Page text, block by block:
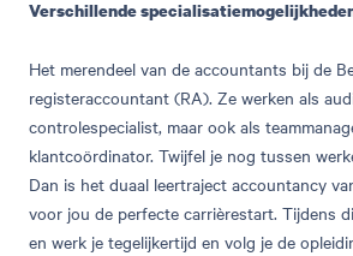
Verschillende
Het merendeel van de accountants bij de
registeraccountant (RA). Ze werken als
controlespecialist, maar ook als
klantcoördinator. Twijfel je nog tussen
Dan is het duaal leertraject accountancy
voor jou de perfecte carrièrestart. Tijdens
en werk je tegelijkertijd en volg je de